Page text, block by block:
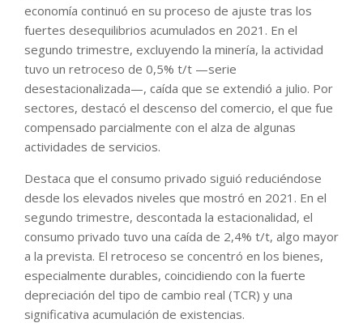
economía continuó en su proceso de ajuste tras los
fuertes desequilibrios acumulados en 2021. En el
segundo trimestre, excluyendo la minería, la actividad
tuvo un retroceso de 0,5% t/t —serie
desestacionalizada—, caída que se extendió a julio. Por
sectores, destacó el descenso del comercio, el que fue
compensado parcialmente con el alza de algunas
actividades de servicios.
Destaca que el consumo privado siguió reduciéndose
desde los elevados niveles que mostró en 2021. En el
segundo trimestre, descontada la estacionalidad, el
consumo privado tuvo una caída de 2,4% t/t, algo mayor
a la prevista. El retroceso se concentró en los bienes,
especialmente durables, coincidiendo con la fuerte
depreciación del tipo de cambio real (TCR) y una
significativa acumulación de existencias.